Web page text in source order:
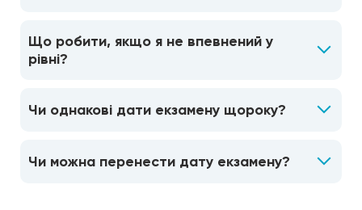
Що робити, якщо я не впевнений у
рівні?
Чи однакові дати екзамену щороку?
Чи можна перенести дату екзамену?